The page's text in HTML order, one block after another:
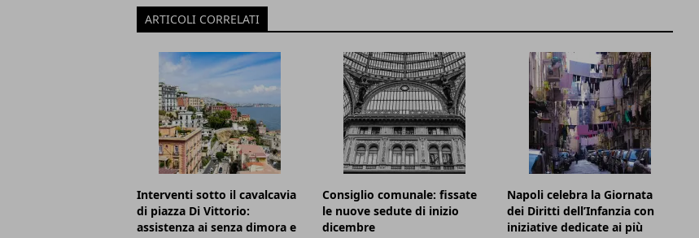
ARTICOLI CORRELATI
Interventi sotto il cavalcavia
di piazza Di Vittorio:
assistenza ai senza dimora e
Consiglio comunale: fissate
le nuove sedute di inizio
dicembre
Napoli celebra la Giornata
dei Diritti dell’Infanzia con
iniziative dedicate ai più